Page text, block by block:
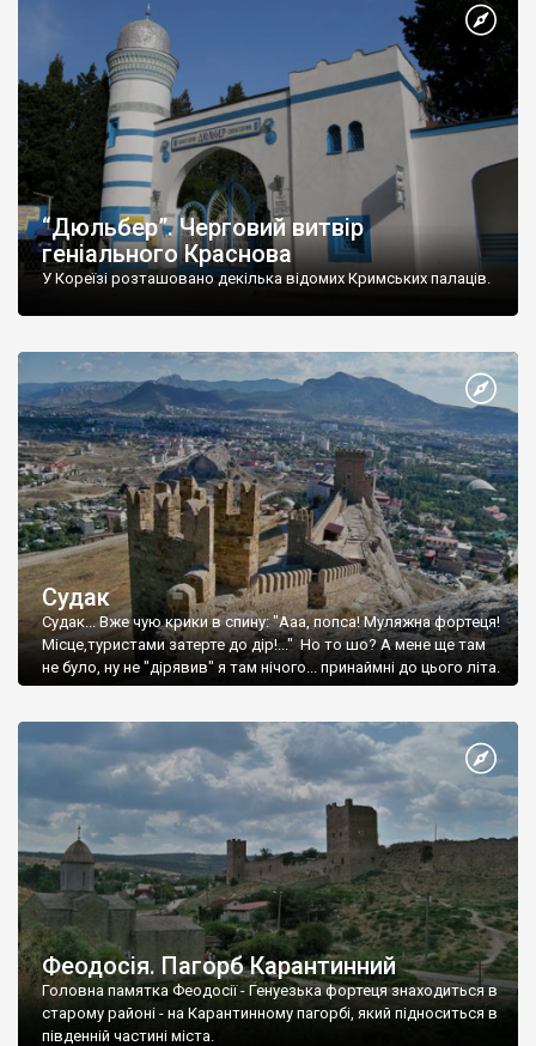
“Дюльбер”. Черговий витвір
геніального Краснова
У Кореїзі розташовано декілька відомих Кримських палаців.
Судак
Судак... Вже чую крики в спину: "Ааа, попса! Муляжна фортеця!
Місце,туристами затерте до дір!..." Но то шо? А мене ще там
не було, ну не "дірявив" я там нічого... принаймні до цього літа.
Феодосія. Пагорб Карантинний
Головна памятка Феодосії - Генуезька фортеця знаходиться в
старому районі - на Карантинному пагорбі, який підноситься в
південній частині міста.